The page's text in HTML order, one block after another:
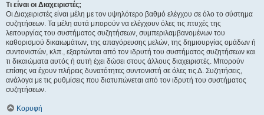
Τι είναι οι Διαχειριστές;
Οι Διαχειριστές είναι μέλη με τον υψηλότερο βαθμό ελέγχου σε όλο το σύστημα
συζητήσεων. Τα μέλη αυτά μπορούν να ελέγχουν όλες τις πτυχές της
λειτουργίας του συστήματος συζητήσεων, συμπεριλαμβανομένων του
καθορισμού δικαιωμάτων, της απαγόρευσης μελών, της δημιουργίας ομάδων ή
συντονιστών, κλπ., εξαρτώνται από τον ιδρυτή του συστήματος συζητήσεων και
τι δικαιώματα αυτός ή αυτή έχει δώσει στους άλλους διαχειριστές. Μπορούν
επίσης να έχουν πλήρεις δυνατότητες συντονιστή σε όλες τις Δ. Συζητήσεις,
ανάλογα με τις ρυθμίσεις που διατυπώνεται από τον ιδρυτή του συστήματος
συζητήσεων.
Κορυφή